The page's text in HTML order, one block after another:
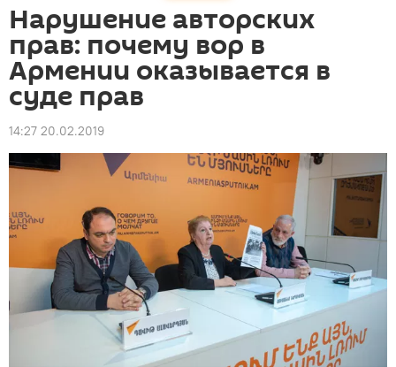
Нарушение авторских
прав: почему вор в
Армении оказывается в
суде прав
14:27 20.02.2019